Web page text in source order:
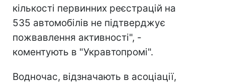
кількості первинних реєстрацій на
535 автомобілів не підтверджує
пожвавлення активності", -
коментують в "Укравтопромі".
Водночас, відзначають в асоціації,